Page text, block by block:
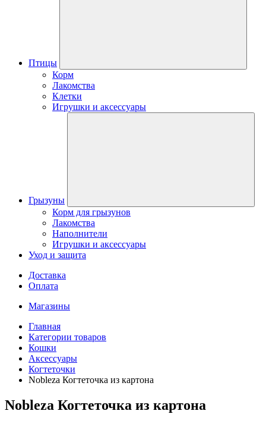
Птицы
Корм
Лакомства
Клетки
Игрушки и аксессуары
Грызуны
Корм для грызунов
Лакомства
Наполнители
Игрушки и аксессуары
Уход и защита
Доставка
Оплата
Магазины
Главная
Категории товаров
Кошки
Аксессуары
Когтеточки
Nobleza Когтеточка из картона
Nobleza Когтеточка из картона